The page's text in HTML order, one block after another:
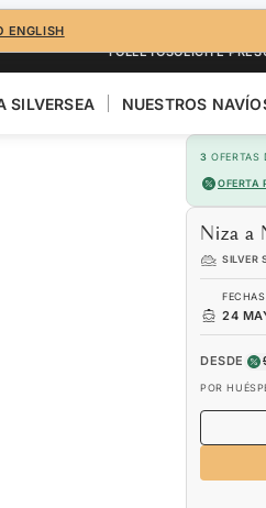
ENGLISH
FOLLETOSOLICITE
SILVERSEA NUESTROS
3 OFERTAS
OFERTA
Niza a
SILVER
24
DESDE
POR